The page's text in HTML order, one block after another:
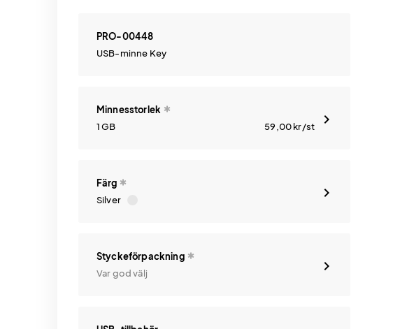
PRO-00448
USB-minne Key
Minnesstorlek
1 GB
59,00kr/st
Färg
Silver
Styckeförpackning
Var god välj